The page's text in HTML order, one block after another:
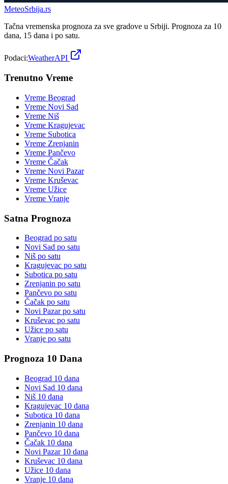
MeteoSrbija.rs
Tačna vremenska prognoza za sve gradove u Srbiji. Prognoza za 10
dana, 15 dana i po satu.
Podaci:WeatherAPI
Trenutno Vreme
Vreme Beograd
Vreme Novi Sad
Vreme Niš
Vreme Kragujevac
Vreme Subotica
Vreme Zrenjanin
Vreme Pančevo
Vreme Čačak
Vreme Novi Pazar
Vreme Kruševac
Vreme Užice
Vreme Vranje
Satna Prognoza
Beograd po satu
Novi Sad po satu
Niš po satu
Kragujevac po satu
Subotica po satu
Zrenjanin po satu
Pančevo po satu
Čačak po satu
Novi Pazarpo satu
Kruševac po satu
Užice po satu
Vranje po satu
Prognoza 10 Dana
Beograd 10 dana
Novi Sad 10 dana
Niš 10 dana
Kragujevac 10 dana
Subotica 10 dana
Zrenjanin 10 dana
Pančevo 10 dana
Čačak 10 dana
Novi Pazar10 dana
Kruševac 10 dana
Užice 10 dana
Vranje 10 dana